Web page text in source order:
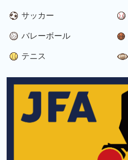
サッカー
バレーボール
テニス